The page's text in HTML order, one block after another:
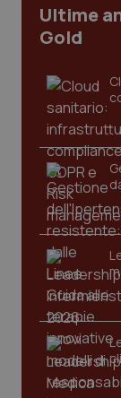
Ultime
Gold